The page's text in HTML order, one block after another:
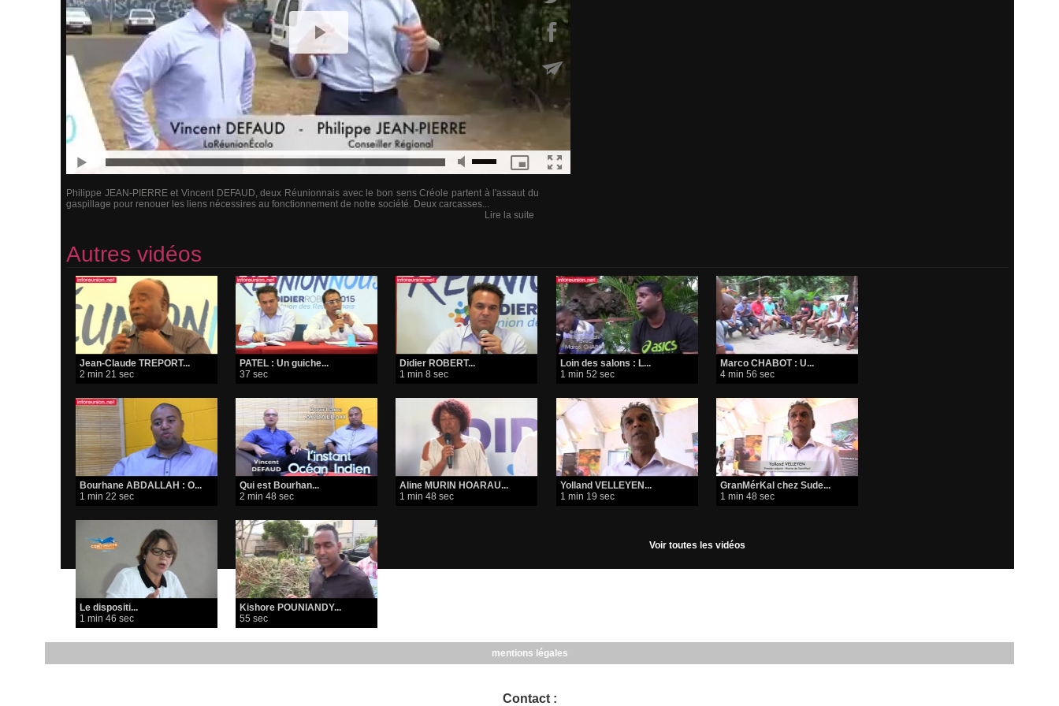
Philippe JEAN-PIERRE et Vincent DEFAUD, deux Réunionnais avec le bon sens Créole partent à l'assaut du
gaspillage pour renouer les liens nécessires au fonctionnement de notre société. Deux carcasses...
Lire la suite
Autres vidéos
Jean-Claude TREPORT...
2 min 21 sec
PATEL : Un guiche...
37 sec
Didier ROBERT...
1 min 8 sec
Loin des salons : L...
1 min 52 sec
Marco CHABOT : U...
4 min 56 sec
Bourhane ABDALLAH : O...
1 min 22 sec
Qui est Bourhan...
2 min 48 sec
Aline MURIN HOARAU...
1 min 48 sec
Yolland VELLEYEN...
1 min 19 sec
GranMérKal chez Sude...
1 min 48 sec
Le dispositi...
1 min 46 sec
Kishore POUNIANDY...
55 sec
Voir toutes les vidéos
mentions légales
Contact :